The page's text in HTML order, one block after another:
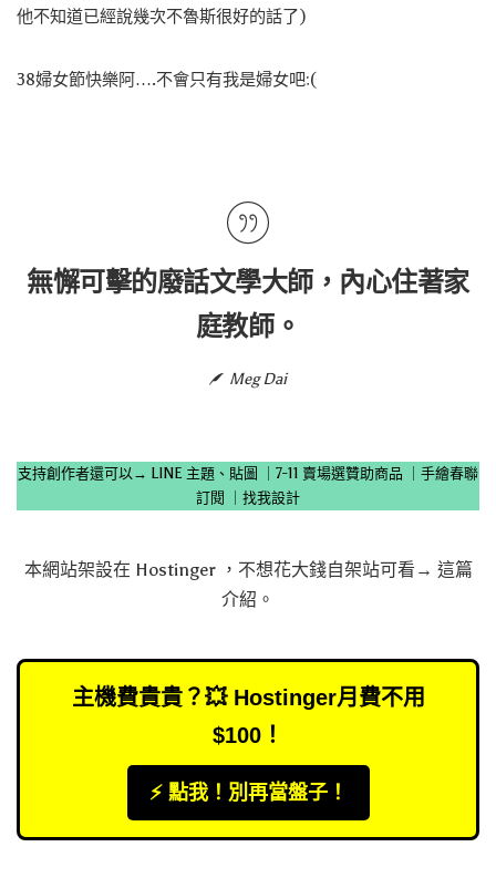
他不知道已經說幾次不魯斯很好的話了)
38婦女節快樂阿….不會只有我是婦女吧:(
無懈可擊的廢話文學大師，內心住著家
庭教師。
Meg Dai
支持創作者還可以→ LINE 主題、貼圖 7-11 賣場選贊助商品
手繪春聯
訂閱
找我設計
本網站架設在 Hostinger，不想花大錢自架站可看→ 這篇
介紹 。
主機費貴貴？💥 Hostinger月費不用
$100！
⚡️ 點我！別再當盤子！